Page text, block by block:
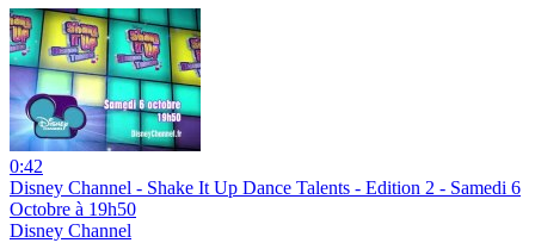
0:42
Disney Channel - Shake It Up Dance Talents - Edition 2 - Samedi 6
Octobre à 19h50
Disney Channel